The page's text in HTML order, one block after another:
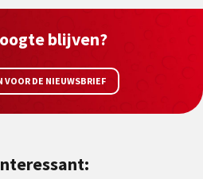
blijven?
VOOR DE NIEUWSBRIEF